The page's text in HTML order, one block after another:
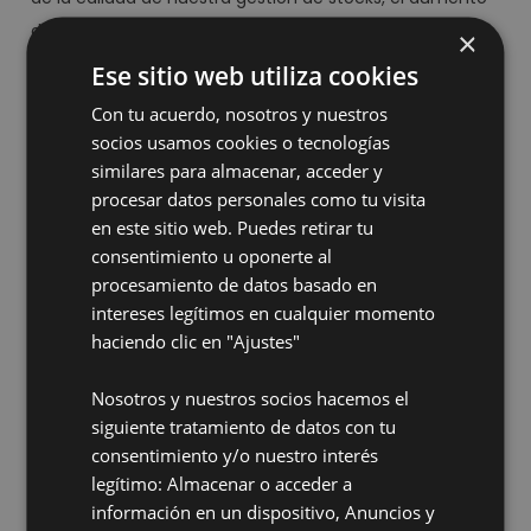
de la cuota de mercado y de la facturación, la
optimización del fondo de comercio, la calidad de
nuestros procesos informáticos, así como la solvencia y
fiabilidad de nuestros proveedores. Estos Objetivos se
logran mediante el trabajo en equipo de todos los
integrantes de la organización, buscando la motivación,
la plena integración y la satisfacción de todo el
personal, en aras de la mejora continua. Todo lo
anterior se logrará gestionando adecuadamente la
que se puedan aprovechar las sinergias existentes, de
una forma más eficaz.
Nuestro Sistema de Gestión de la Calidad se basa
en la familia de normas de la serie UNE-EN- ISO
×
Ese sitio web utiliza cookies
Con tu acuerdo, nosotros y nuestros
socios usamos cookies o tecnologías
similares para almacenar, acceder y
procesar datos personales como tu visita
en este sitio web. Puedes retirar tu
consentimiento u oponerte al
procesamiento de datos basado en
intereses legítimos en cualquier momento
haciendo clic en "Ajustes"
Nosotros y nuestros socios hacemos el
siguiente tratamiento de datos con tu
consentimiento y/o nuestro interés
legítimo: Almacenar o acceder a
información en un dispositivo, Anuncios y